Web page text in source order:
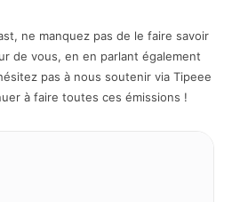
ne manquez pas de le faire savoir
de vous, en en parlant également
pas à nous soutenir via Tipeee
à faire toutes ces émissions !